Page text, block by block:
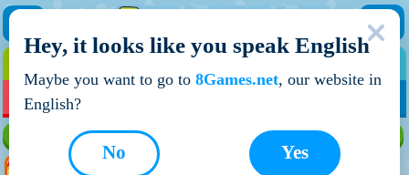
НОВІ ІГРИ
Hey, it looks like you speak English
Maybe you want to go to 8Games.net, our website in
English?
Yes
No